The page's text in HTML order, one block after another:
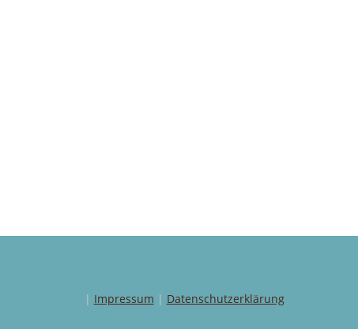
| Impressum | Datenschutzerklärung